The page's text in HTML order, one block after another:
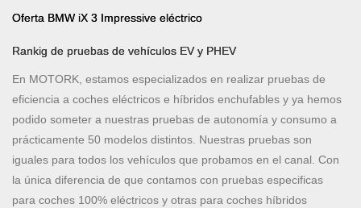
Oferta BMW iX 3 Impressive eléctrico
Rankig de pruebas de vehículos EV y PHEV
En MOTORK, estamos especializados en realizar pruebas de
eficiencia a coches eléctricos e híbridos enchufables y ya hemos
podido someter a nuestras pruebas de autonomía y consumo a
prácticamente 50 modelos distintos. Nuestras pruebas son
iguales para todos los vehículos que probamos en el canal. Con
la única diferencia de que contamos con pruebas especificas
para coches 100% eléctricos y otras para coches híbridos